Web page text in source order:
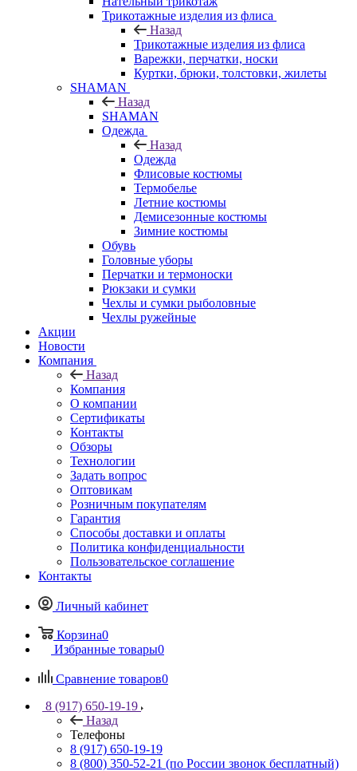
Трикотажные изделия из флиса
Назад
Трикотажные изделия из флиса
Варежки, перчатки, носки
Куртки, брюки, толстовки, жилеты
SHAMAN
Назад
SHAMAN
Одежда
Назад
Одежда
Флисовые костюмы
Термобелье
Летние костюмы
Демисезонные костюмы
Зимние костюмы
Обувь
Головные уборы
Перчатки и термоноски
Рюкзаки и сумки
Чехлы и сумки рыболовные
Чехлы ружейные
Акции
Новости
Компания
Назад
Компания
О компании
Сертификаты
Контакты
Обзоры
Технологии
Задать вопрос
Оптовикам
Розничным покупателям
Гарантия
Способы доставки и оплаты
Политика конфиденциальности
Пользовательское соглашение
Контакты
Личный кабинет
Корзина0
Избранные товары0
Сравнение товаров0
8 (917) 650-19-19
Назад
Телефоны
8 (917) 650-19-19
8 (800) 350-52-21 (по России звонок бесплатный)